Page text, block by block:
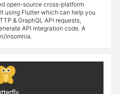
open-source cross-platform
using Flutter which can help you
& GraphQL API requests,
API integration code. A
insomnia.